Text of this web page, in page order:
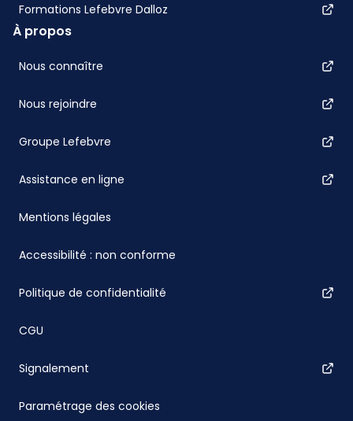
Formations Lefebvre Dalloz
À propos
Nous connaître
Nous rejoindre
Groupe Lefebvre
Assistance en ligne
Mentions légales
Accessibilité : non conforme
Politique de confidentialité
CGU
Signalement
Paramétrage des cookies